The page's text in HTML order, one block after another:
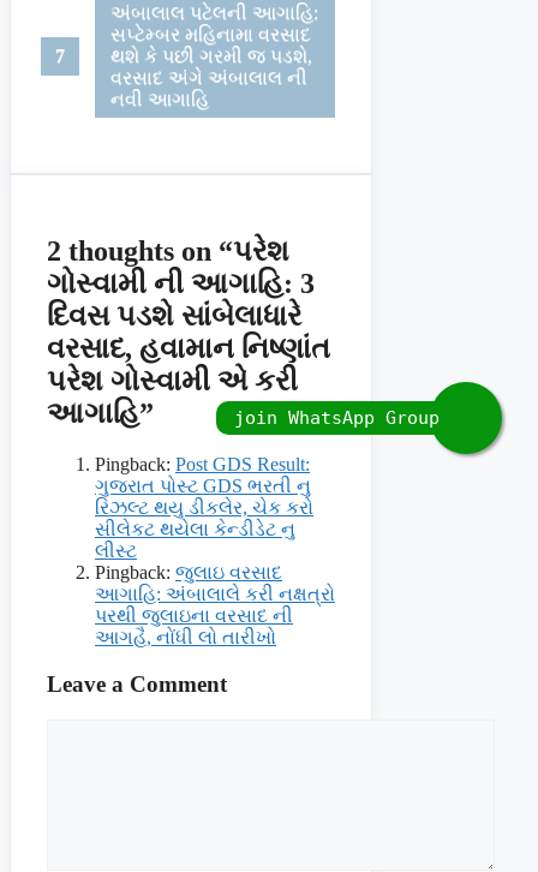
અંબાલાલ પટેલની આગાહિ:
સપ્ટેમ્બર મહિનામા વરસાદ
થશે કે પછી ગરમી જ પડશે,
વરસાદ અંગે અંબાલાલ ની
નવી આગાહિ
2 thoughts on “પરેશ
ગોસ્વામી ની આગાહિ: 3
દિવસ પડશે સાંબેલાધારે
વરસાદ, હવામાન નિષ્ણાંત
પરેશ ગોસ્વામી એ કરી
આગાહિ”
Pingback: Post GDS Result:
ગુજરાત પોસ્ટ GDS ભરતી નુ
રિઝલ્ટ થયુ ડીકલેર, ચેક કરો
સીલેકટ થયેલા કેન્ડીડેટ નુ
લીસ્ટ
Pingback: જુલાઇ વરસાદ
આગાહિ: અંબાલાલે કરી નક્ષત્રો
પરથી જુલાઇના વરસાદ ની
આગહૈ, નોંધી લો તારીખો
Leave a Comment